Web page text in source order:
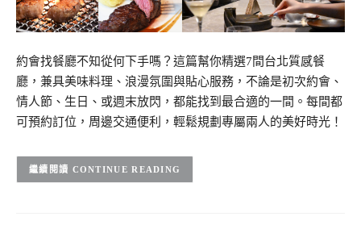
約會找餐廳不知從何下手嗎？這篇幫你精選7間台北質感餐
廳，兼具美味料理、浪漫氛圍與貼心服務，不論是初次約會、
情人節、生日、或週末放閃，都能找到最合適的一間。每間都
可預約訂位，周邊交通便利，輕鬆規劃專屬兩人的美好時光！
CONTINUE READING